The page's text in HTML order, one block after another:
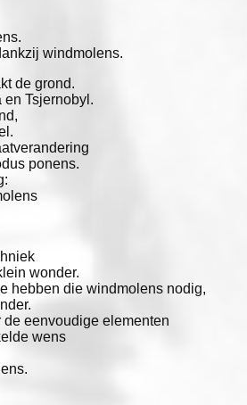
windmolens.
de grond.
Tsjernobyl.
ponens.
wonder.
hebben die windmolens nodig,
eenvoudige elementen
wens